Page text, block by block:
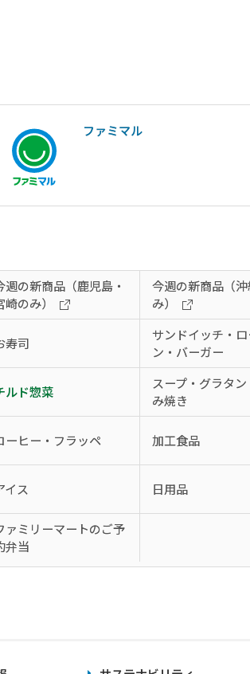
ファミマル
週の新商品（鹿児島・
崎のみ）
今週の新商品（
み）
寿司
サンドイッチ・
ン・バーガー
ルド惣菜
スープ・グラタ
み焼き
ーヒー・フラッペ 加工食品
イス 日用品
ァミリーマートのご予
弁当